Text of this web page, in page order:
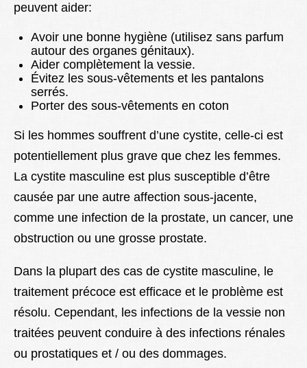
peuvent aider:
Avoir une bonne hygiène (utilisez sans parfum
autour des organes génitaux).
Aider complètement la vessie.
Évitez les sous-vêtements et les pantalons
serrés.
Porter des sous-vêtements en coton
Si les hommes souffrent d’une cystite, celle-ci est
potentiellement plus grave que chez les femmes.
La cystite masculine est plus susceptible d’être
causée par une autre affection sous-jacente,
comme une infection de la prostate, un cancer, une
obstruction ou une grosse prostate.
Dans la plupart des cas de cystite masculine, le
traitement précoce est efficace et le problème est
résolu. Cependant, les infections de la vessie non
traitées peuvent conduire à des infections rénales
ou prostatiques et / ou des dommages.